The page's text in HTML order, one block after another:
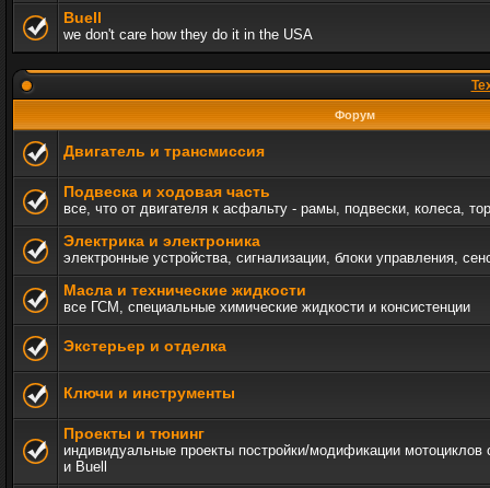
Buell
we don't care how they do it in the USA
Форум
Двигатель и трансмиссия
Подвеска и ходовая часть
все, что от двигателя к асфальту - рамы, подвески, колеса,
Электрика и электроника
электронные устройства, сигнализации, блоки управления,
Масла и технические жидкости
все ГСМ, специальные химические жидкости и консистенции
Экстерьер и отделка
Ключи и инструменты
Проекты и тюнинг
индивидуальные проекты постройки/модификации мотоциклов
и Buell